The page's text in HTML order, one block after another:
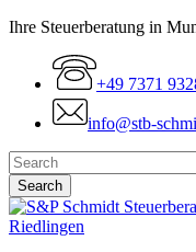
Skip
content
Ihre Steuerberatung in
+49 7371
info@stb-
Search
Close
Search